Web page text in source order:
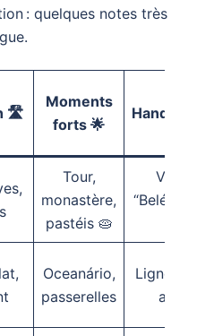
: quelques notes très
🛣️
Moments
forts 🌟
Tour,
monastère,
pastéis 🥧
Viser
“Belém”,
Oceanário,
passerelles
Ligne